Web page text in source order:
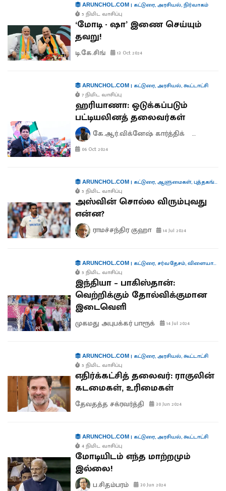
ARUNCHOL.COM| கட்டுரை,அரசியல்,நிர்வாகம்
5 நிமிட வாசிப்பு
‘மோடி - ஷா’ இணை செய்யும்
தவறு!
டி.கே.சிங் 13 Oct 2024
ARUNCHOL.COM| கட்டுரை,அரசியல்,கூட்டாட்சி
7 நிமிட வாசிப்பு
ஹரியாணா: ஒடுக்கப்படும்
பட்டியலினத் தலைவர்கள்
கே.ஆர்.விக்னேஷ் கார்த்திக் ஆனந்த்
06 Oct 2024
ARUNCHOL.COM| கட்டுரை,ஆளுமைகள்,புத்தகங்கள்
5 நிமிட வாசிப்பு
அஸ்வின் சொல்ல விரும்புவது
என்ன?
ராமச்சந்திர குஹா 14 Jul 2024
ARUNCHOL.COM| கட்டுரை, சர்வதேசம்,விளையாட்டு
5 நிமிட வாசிப்பு
இந்தியா – பாகிஸ்தான்:
வெற்றிக்கும் தோல்விக்குமான
இடைவெளி
முகமது அபுபக்கர் பாரூக் 14 Jul 2024
ARUNCHOL.COM| கட்டுரை,அரசியல்,கூட்டாட்சி
5 நிமிட வாசிப்பு
எதிர்க்கட்சித் தலைவர்: ராகுலின்
கடமைகள், உரிமைகள்
தேவதத்த சக்ரவர்த்தி 30 Jun 2024
ARUNCHOL.COM| கட்டுரை,அரசியல்,கூட்டாட்சி
4 நிமிட வாசிப்பு
மோடியிடம் எந்த மாற்றமும்
இல்லை!
ப.சிதம்பரம் 30 Jun 2024